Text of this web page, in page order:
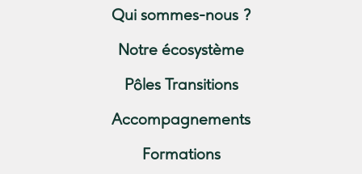
Qui sommes-nous ?
Notre écosystème
Pôles Transitions
Accompagnements
Formations